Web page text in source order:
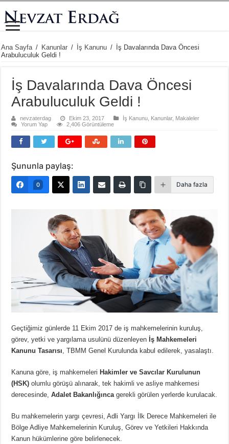
Ana Sayfa / Kanunlar / İş Kanunu /
İş Davalarında Dava Öncesi
Arabuluculuk Geldi !
İş Davalarında Dava Öncesi
Arabuluculuk Geldi !
nevzaterdag Ekim 23, 2017 İş Kanunu Kanunlar, Makaleler
Yorum Yap
2,406 Görüntüleme
Şununla paylaş:
0 Daha fazla
Geçtiğimiz günlerde 11 Ekim 2017 de iş mahkemelerinin kuruluş,
görev, yetki ve yargılama usulünü düzenleyen İş Mahkemeleri
Kanunu Tasarısı , TBMM Genel Kurulunda kabul edilerek, yasalaştı.
Kanuna göre, iş mahkemeleri Hakimler ve Savcılar Kurulunun
(HSK) olumlu görüşü alınarak, tek hakimli ve asliye mahkemesi
derecesinde,Adalet Bakanlığınca gerekli görülen yerlerde kurulacak.
Bu mahkemelerin yargı çevresi, Adli Yargı İlk Derece Mahkemeleri ile
Bölge Adliye Mahkemelerinin Kuruluş, Görev ve Yetkileri Hakkında
Kanun hükümlerine göre belirlenecek.